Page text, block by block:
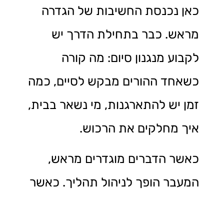
כאן נכנסת החשיבות של הגדרה
מראש. כבר בתחילת הדרך יש
לקבוע מנגנון סיום: מה קורה
כשאחד ההורים מבקש לסיים, כמה
זמן יש להתארגנות, מי נשאר בבית,
איך מחלקים את הרכוש.
כאשר הדברים מוגדרים מראש,
המעבר הופך לניהול תהליך. כאשר